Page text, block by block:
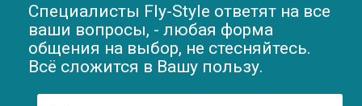
Специалисты Fly-Style ответят на все
ваши вопросы, - любая форма
общения на выбор, не стесняйтесь.
Всё сложится в Вашу пользу.